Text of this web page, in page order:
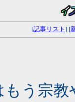
[記事リスト ] [
もう宗